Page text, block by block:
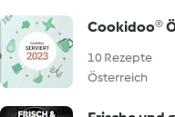
Cookidoo®
10 Rezepte
Österreich